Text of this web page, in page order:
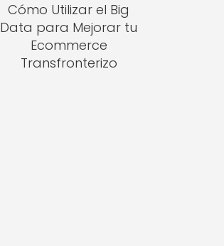
Cómo Utilizar el Big
Data para Mejorar tu
Ecommerce
Transfronterizo